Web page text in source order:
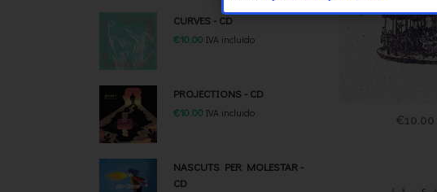
CURVES - CD
€10.00 IVA incluido
PROJECTIONS - CD
€10.00 IVA incluido
NASCUTS PER MOLESTAR -
CD
€10.00